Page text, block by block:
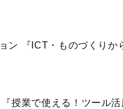
ン 『ICT・ものづくりか
授業で使える！ツール